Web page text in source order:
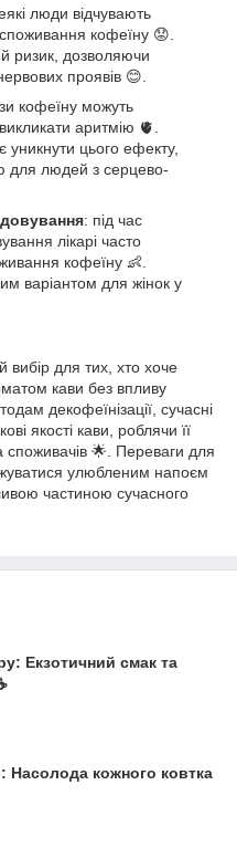
люди відчувають
кофеїну 😟.
ризик, дозволяючи
проявів 😊.
кофеїну можуть
аритмію 🫀.
уникнути цього ефекту,
для людей з серцево-
: під час
лікарі часто
кофеїну 👶.
варіантом для жінок у
для тих, хто хоче
кави без впливу
декофеїнізації, сучасні
якості кави, роблячи її
🌟. Переваги для
улюбленим напоєм
частиною сучасного
Екзотичний смак та
Насолода кожного ковтка